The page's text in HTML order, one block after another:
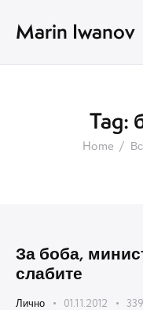
Marin Iwanov
Tag:
Home
За боба,
слабите
Лично 01.11.2012 339